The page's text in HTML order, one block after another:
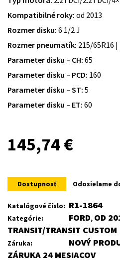
Kompatibilné roky: od 2013
Rozmer disku: 6 1/2 J
Rozmer pneumatík: 215/65R16
Parameter disku – CH: 65
Parameter disku – PCD: 160
Parameter disku – ST: 5
Parameter disku – ET: 60
145,74 €
Dostupnosť Odosielame
Katalógové číslo: R1-1864
Kategórie: FORD, OD
TRANSIT/TRANSIT CUSTOM
Záruka:
NOVÝ
ZÁRUKA 24 MESIACOV